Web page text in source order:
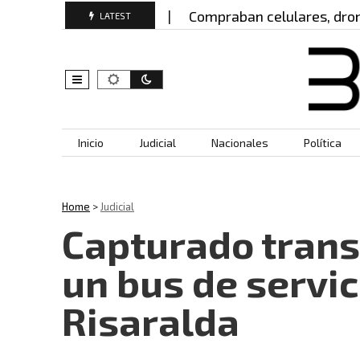
LATEST
que grabó… Compraban celulares,
Skip to content
Inicio Judicial Nacionales Política
Home >Judicial
Capturado
un bus de
Risaralda